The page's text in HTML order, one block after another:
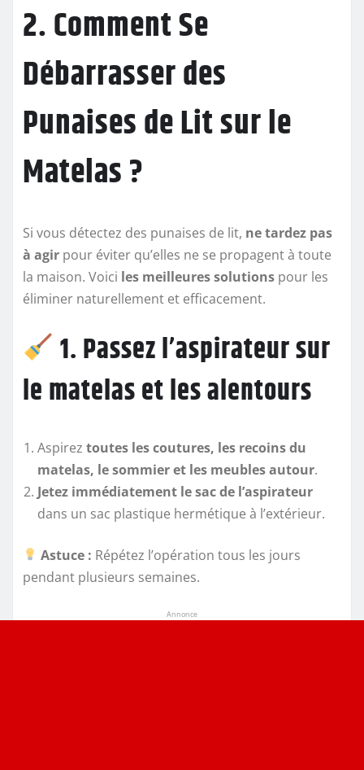
2. Comment Se
Débarrasser des
Punaises de Lit sur le
Matelas ?
Si vous détectez des punaises de lit, ne tardez pas
à agir pour éviter qu’elles ne se propagent à toute
la maison. Voici les meilleures solutions pour les
éliminer naturellement et efficacement.
1. Passez l’aspirateur sur
le matelas et les alentours
Aspirez toutes les coutures, les recoins du
matelas, le sommier et les meubles autour.
Jetez immédiatement le sac de l’aspirateur
dans un sac plastique hermétique à l’extérieur.
Astuce : Répétez l’opération tous les jours
pendant plusieurs semaines.
Annonce